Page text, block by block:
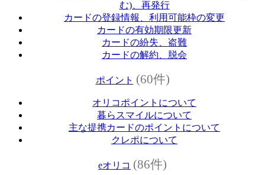
む)、再発行
カードの登録情報、利用可能枠の変更
カードの有効期限更新
カードの紛失、盗難
カードの解約、脱会
ポイント (60件)
オリコポイントについて
暮らスマイルについて
主な提携カードのポイントについて
クレポについて
eオリコ (86件)